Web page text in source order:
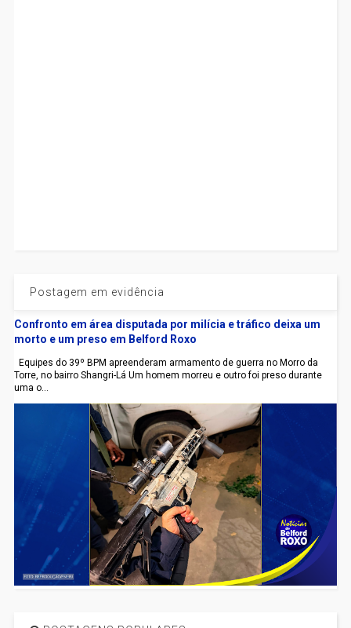
Postagem em evidência
Confronto em área disputada por milícia e tráfico deixa um
morto e um preso em Belford Roxo
Equipes do 39º BPM apreenderam armamento de guerra no Morro da
Torre, no bairro Shangri-Lá Um homem morreu e outro foi preso durante
uma o...